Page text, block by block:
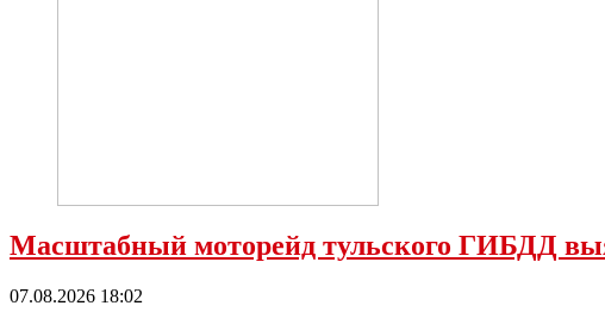
Масштабный моторейд тульского ГИБДД
07.08.2026 18:02